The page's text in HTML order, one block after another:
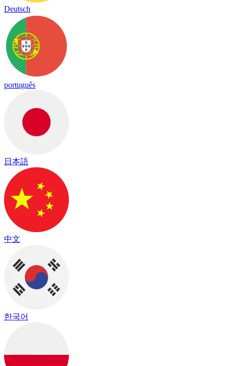
Deutsch
português
日本語
中文
한국어